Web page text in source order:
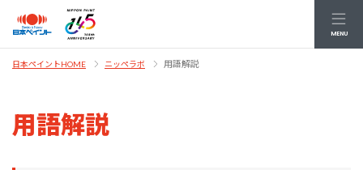
MENU
日本ペイントHOME ニッペラボ 用語解説
用語解説